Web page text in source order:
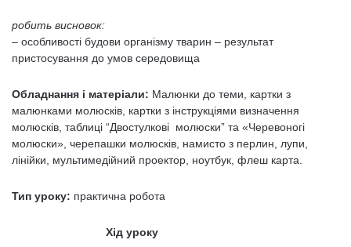
робить висновок:
– особливості будови організму тварин – результат
пристосування до умов середовища
Обладнання і матеріали: Малюнки до теми, картки з
малюнками молюсків, картки з інструкціями визначення
молюсків, таблиці “Двостулкові молюски” та «Черевоногі
молюски», черепашки молюсків, намисто з перлин, лупи,
лінійки, мультимедійний проектор, ноутбук, флеш карта.
Тип уроку: практична робота
Хід уроку